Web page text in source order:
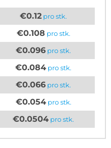
€0.12 pro stk.
€0.108 pro stk.
€0.096 pro stk.
€0.084 pro stk.
€0.066 pro stk.
€0.054pro stk.
€0.0504 pro stk.